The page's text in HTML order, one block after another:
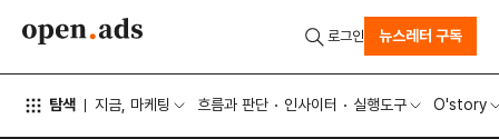
탐색 지금, 마케팅 흐름과 판단 인사이터 실행도구 O'story
로그인 뉴스레터 구독